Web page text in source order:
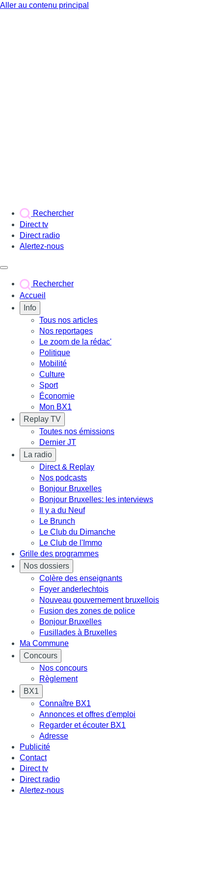
Aller au contenu principal
Rechercher
Direct tv
Direct radio
Alertez-nous
Rechercher
Accueil
Info
Tous nos articles
Nos reportages
Le zoom de la rédac'
Politique
Mobilité
Culture
Sport
Économie
Mon BX1
Replay TV
Toutes nos émissions
Dernier JT
La radio
Direct & Replay
Nos podcasts
Bonjour Bruxelles
Bonjour Bruxelles: les interviews
Il y a du Neuf
Le Brunch
Le Club du Dimanche
Le Club de l'Immo
Grille des programmes
Nos dossiers
Colère des enseignants
Foyer anderlechtois
Nouveau gouvernement bruxellois
Fusion des zones de police
Bonjour Bruxelles
Fusillades à Bruxelles
Ma Commune
Concours
Nos concours
Règlement
BX1
Connaître BX1
Annonces et offres d'emploi
Regarder et écouter BX1
Adresse
Publicité
Contact
Direct tv
Direct radio
Alertez-nous